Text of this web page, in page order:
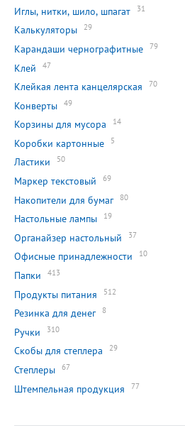
Иглы, нитки, шило, шпагат 31
Калькуляторы 29
Карандаши чернографитные 79
Клей 47
Клейкая лента канцелярская 70
Конверты 49
Корзины для мусора 14
Коробки картонные 5
Ластики 50
Маркер текстовый 69
Накопители для бумаг 80
Настольные лампы 19
Органайзер настольный 37
Офисные принадлежности 10
Папки 413
Продукты питания 512
Резинка для денег 8
Ручки 310
Скобы для степлера 29
Степлеры 67
Штемпельная продукция 77